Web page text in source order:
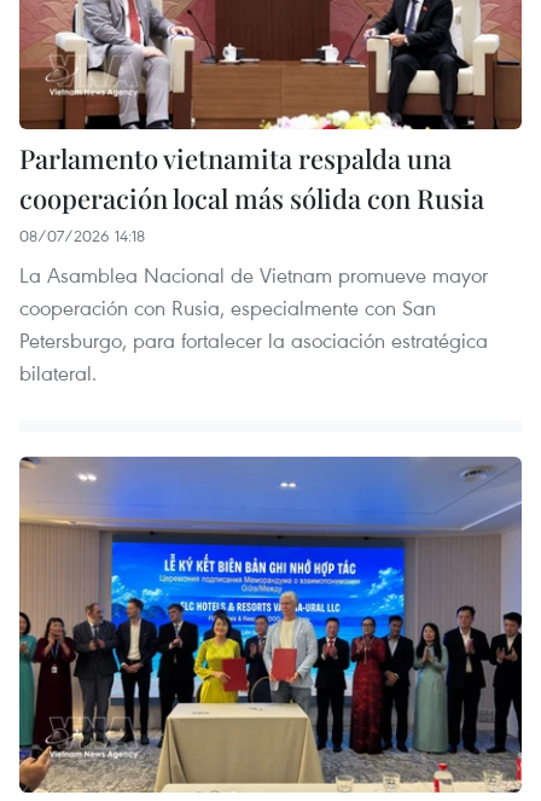
Parlamento vietnamita respalda una
cooperación local más sólida con Rusia
08/07/2026 14:18
La Asamblea Nacional de Vietnam promueve mayor
cooperación con Rusia, especialmente con San
Petersburgo, para fortalecer la asociación estratégica
bilateral.